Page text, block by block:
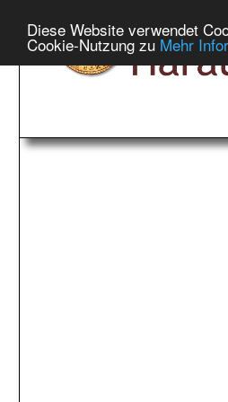
Diese Website verwendet
Cookie-Nutzung zu Mehr